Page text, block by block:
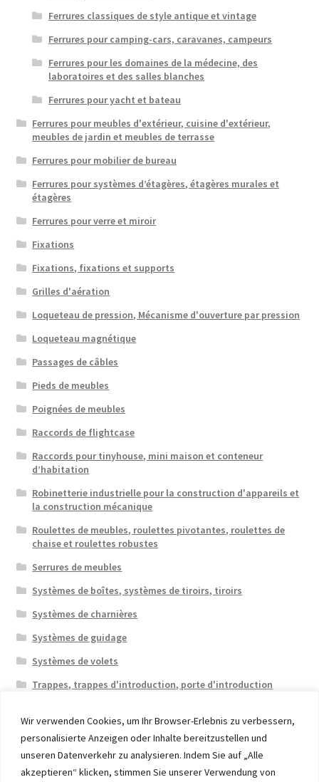
Wir verwenden Cookies, um Ihr Browser-Erlebnis zu verbessern,
personalisierte Anzeigen oder Inhalte bereitzustellen und
unseren Datenverkehr zu analysieren. Indem Sie auf „Alle
akzeptieren“ klicken, stimmen Sie unserer Verwendung von
Ferrures classiques de style antique et vintage
Ferrures pour camping-cars, caravanes, campeurs
Ferrures pour les domaines de la médecine, des
laboratoires et des salles blanches
Ferrures pour yacht et bateau
Ferrures pour meubles d'extérieur, cuisine d'extérieur,
meubles de jardin et meubles de terrasse
Ferrures pour mobilier de bureau
Ferrures pour systèmes d’étagères, étagères murales et
étagères
Ferrures pour verre et miroir
Fixations
Fixations, fixations et supports
Grilles d'aération
Loqueteau de pression, Mécanisme d'ouverture par pression
Loqueteau magnétique
Passages de câbles
Pieds de meubles
Poignées de meubles
Raccords de flightcase
Raccords pour tinyhouse, mini maison et conteneur
d’habitation
Robinetterie industrielle pour la construction d'appareils et
la construction mécanique
Roulettes de meubles, roulettes pivotantes, roulettes de
chaise et roulettes robustes
Serrures de meubles
Systèmes de boîtes, systèmes de tiroirs, tiroirs
Systèmes de charnières
Systèmes de guidage
Systèmes de volets
Trappes, trappes d'introduction, porte d'introduction